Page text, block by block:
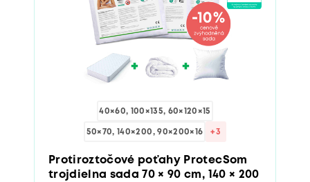
40×60, 100×135, 60×120×15
50×70, 140×200, 90×200×16 +3
Protiroztočové poťahy ProtecSom
trojdielna sada 70 × 90 cm, 140 × 200